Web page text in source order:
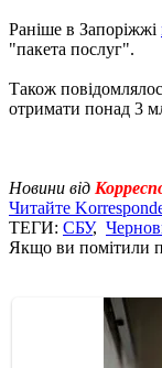
Раніше в Запоріжжі
"пакета послуг".
Також
отримати понад 3
Новини від
Читайте
ТЕГИ: СБУ,
Якщо ви помітили